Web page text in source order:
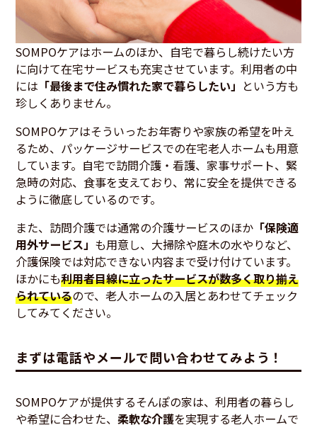
SOMPOケアはホームのほか、自宅で暮らし続けたい方
に向けて在宅サービスも充実させています。利用者の中
には 「最後まで住み慣れた家で暮らしたい」 という方も
珍しくありません。
SOMPOケアはそういったお年寄りや家族の希望を叶え
るため、パッケージサービスでの在宅老人ホームも用意
しています。自宅で訪問介護・看護、家事サポート、緊
急時の対応、食事を支えており、常に安全を提供できる
ように徹底しているのです。
また、訪問介護では通常の介護サービスのほか 「保険適
用外サービス」 も用意し、大掃除や庭木の水やりなど、
介護保険では対応できない内容まで受け付けています。
ほかにも利用者目線に立ったサービスが数多く取り揃え
られているので、老人ホームの入居とあわせてチェック
してみてください。
まずは電話やメールで問い合わせてみよう！
SOMPOケアが提供するそんぽの家は、利用者の暮らし
や希望に合わせた、柔軟な介護を実現する老人ホームで